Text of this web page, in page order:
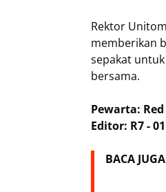
Rektor
memberikan
sepakat
bersama.
Pewarta: Red
Editor: R7 - 01
BACA